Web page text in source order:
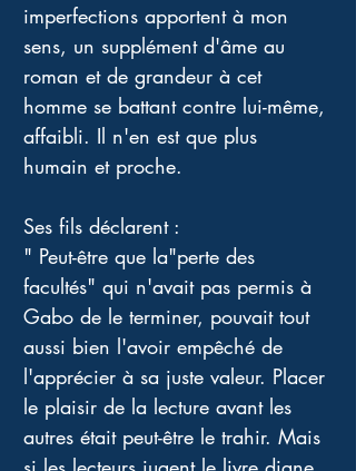
imperfections apportent à mon
sens, un supplément d'âme au
roman et de grandeur à cet
homme se battant contre lui-même,
affaibli. Il n'en est que plus
humain et proche.
Ses fils déclarent :
" Peut-être que la"perte des
facultés" qui n'avait pas permis à
Gabo de le terminer, pouvait tout
aussi bien l'avoir empêché de
l'apprécier à sa juste valeur. Placer
le plaisir de la lecture avant les
autres était peut-être le trahir. Mais